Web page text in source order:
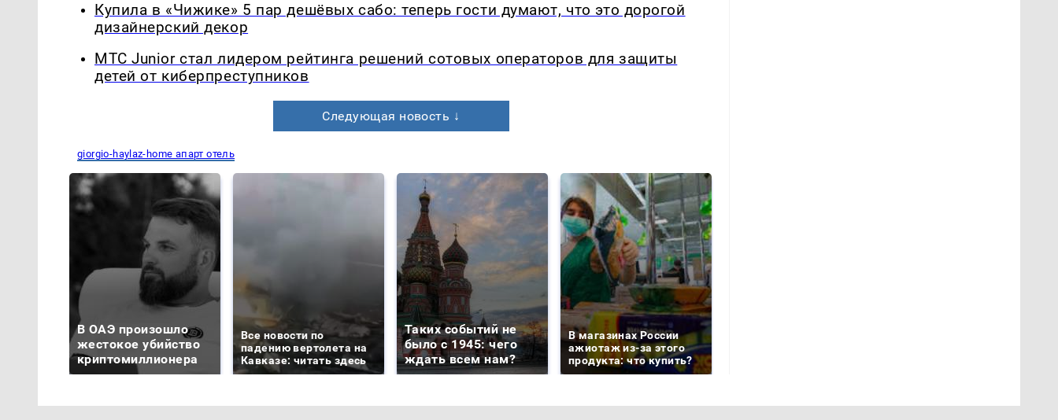
Купила в «Чижике» 5 пар дешёвых сабо: теперь гости думают, что это дорогой
дизайнерский декор
МТС Junior стал лидером рейтинга решений сотовых операторов для защиты
детей от киберпреступников
Следующая новость ↓
giorgio-haylaz-home апарт отель
В ОАЭ произошло
жестокое убийство
криптомиллионера
Все новости по
падению вертолета на
Кавказе: читать здесь
Таких событий не
было с 1945: чего
ждать всем нам?
В магазинах России
ажиотаж из-за этого
продукта: что купить?